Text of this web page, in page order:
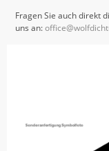
Fragen Sie auch direkt
uns an: